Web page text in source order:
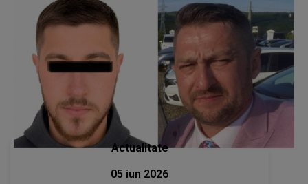
Actualitate
05 iun 2026